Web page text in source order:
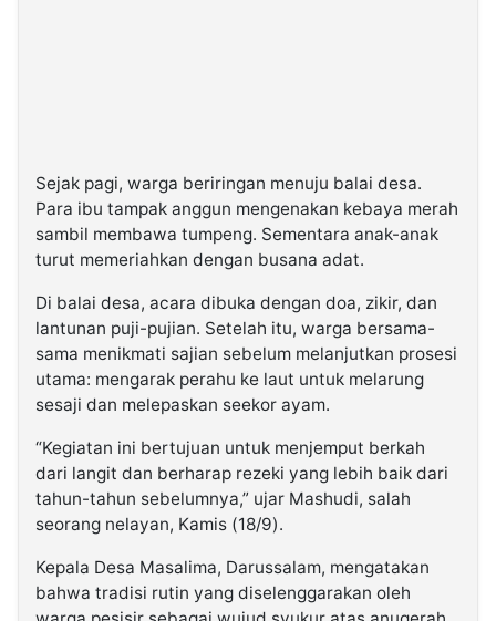
Sejak pagi, warga beriringan menuju balai desa.
Para ibu tampak anggun mengenakan kebaya merah
sambil membawa tumpeng. Sementara anak-anak
turut memeriahkan dengan busana adat.
Di balai desa, acara dibuka dengan doa, zikir, dan
lantunan puji-pujian. Setelah itu, warga bersama-
sama menikmati sajian sebelum melanjutkan prosesi
utama: mengarak perahu ke laut untuk melarung
sesaji dan melepaskan seekor ayam.
“Kegiatan ini bertujuan untuk menjemput berkah
dari langit dan berharap rezeki yang lebih baik dari
tahun-tahun sebelumnya,” ujar Mashudi, salah
seorang nelayan, Kamis (18/9).
Kepala Desa Masalima, Darussalam, mengatakan
bahwa tradisi rutin yang diselenggarakan oleh